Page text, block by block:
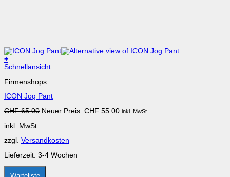
+
Dieses
weist
Varianten
Die
können
der
Produktseite
gewählt
werden
Schnellansicht
Firmenshops
ICON Jog Pant
CHF65.00 Ursprünglicher
Neuer Preis: CHF 55.00Aktueller
inkl. MwSt.
inkl. MwSt.
zzgl. Versandkosten
Lieferzeit: 3-4 Wochen